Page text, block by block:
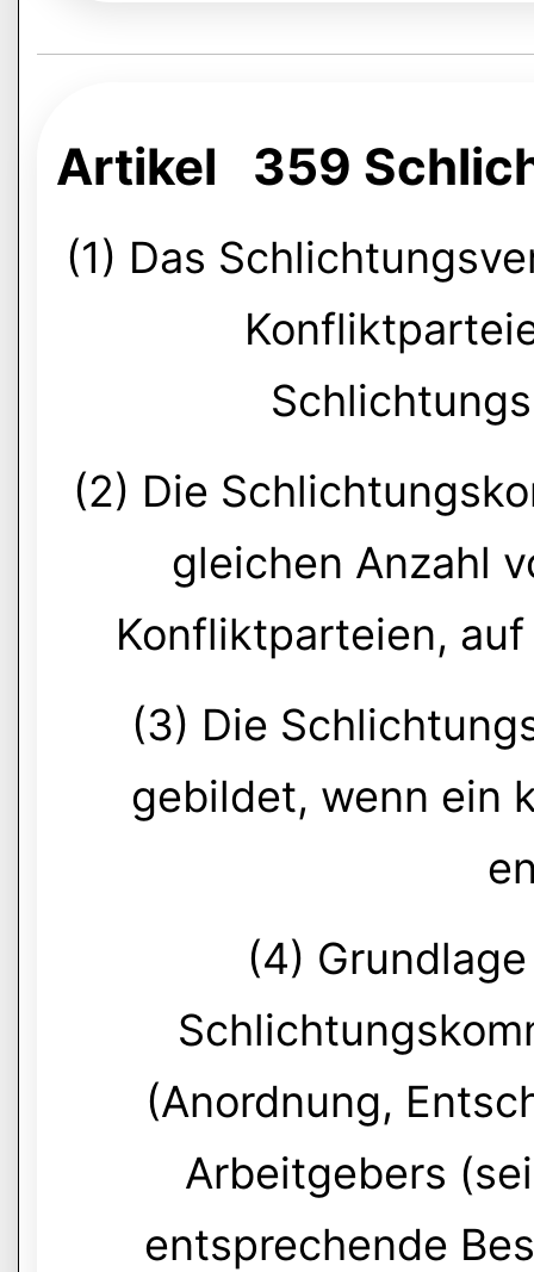
Artikel 359
(1) Das
(2) Die
gleichen Anzahl
Konfliktparteien,
(3) Die
gebildet, wenn ein
(4)
(Anordnung,
Arbeitgebers
entsprechende